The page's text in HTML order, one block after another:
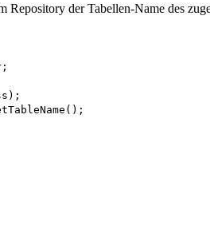
der Tabellen-Name des